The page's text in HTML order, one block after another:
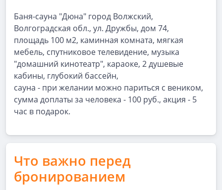
Баня-сауна "Дюна" город Волжский,
Волгоградская обл., ул. Дружбы, дом 74,
площадь 100 м2, каминная комната, мягкая
мебель, спутниковое телевидение, музыка
"домашний кинотеатр", караоке, 2 душевые
кабины, глубокий бассейн,
сауна - при желании можно париться с веником,
сумма доплаты за человека - 100 руб., акция - 5
час в подарок.
Что важно перед
бронированием